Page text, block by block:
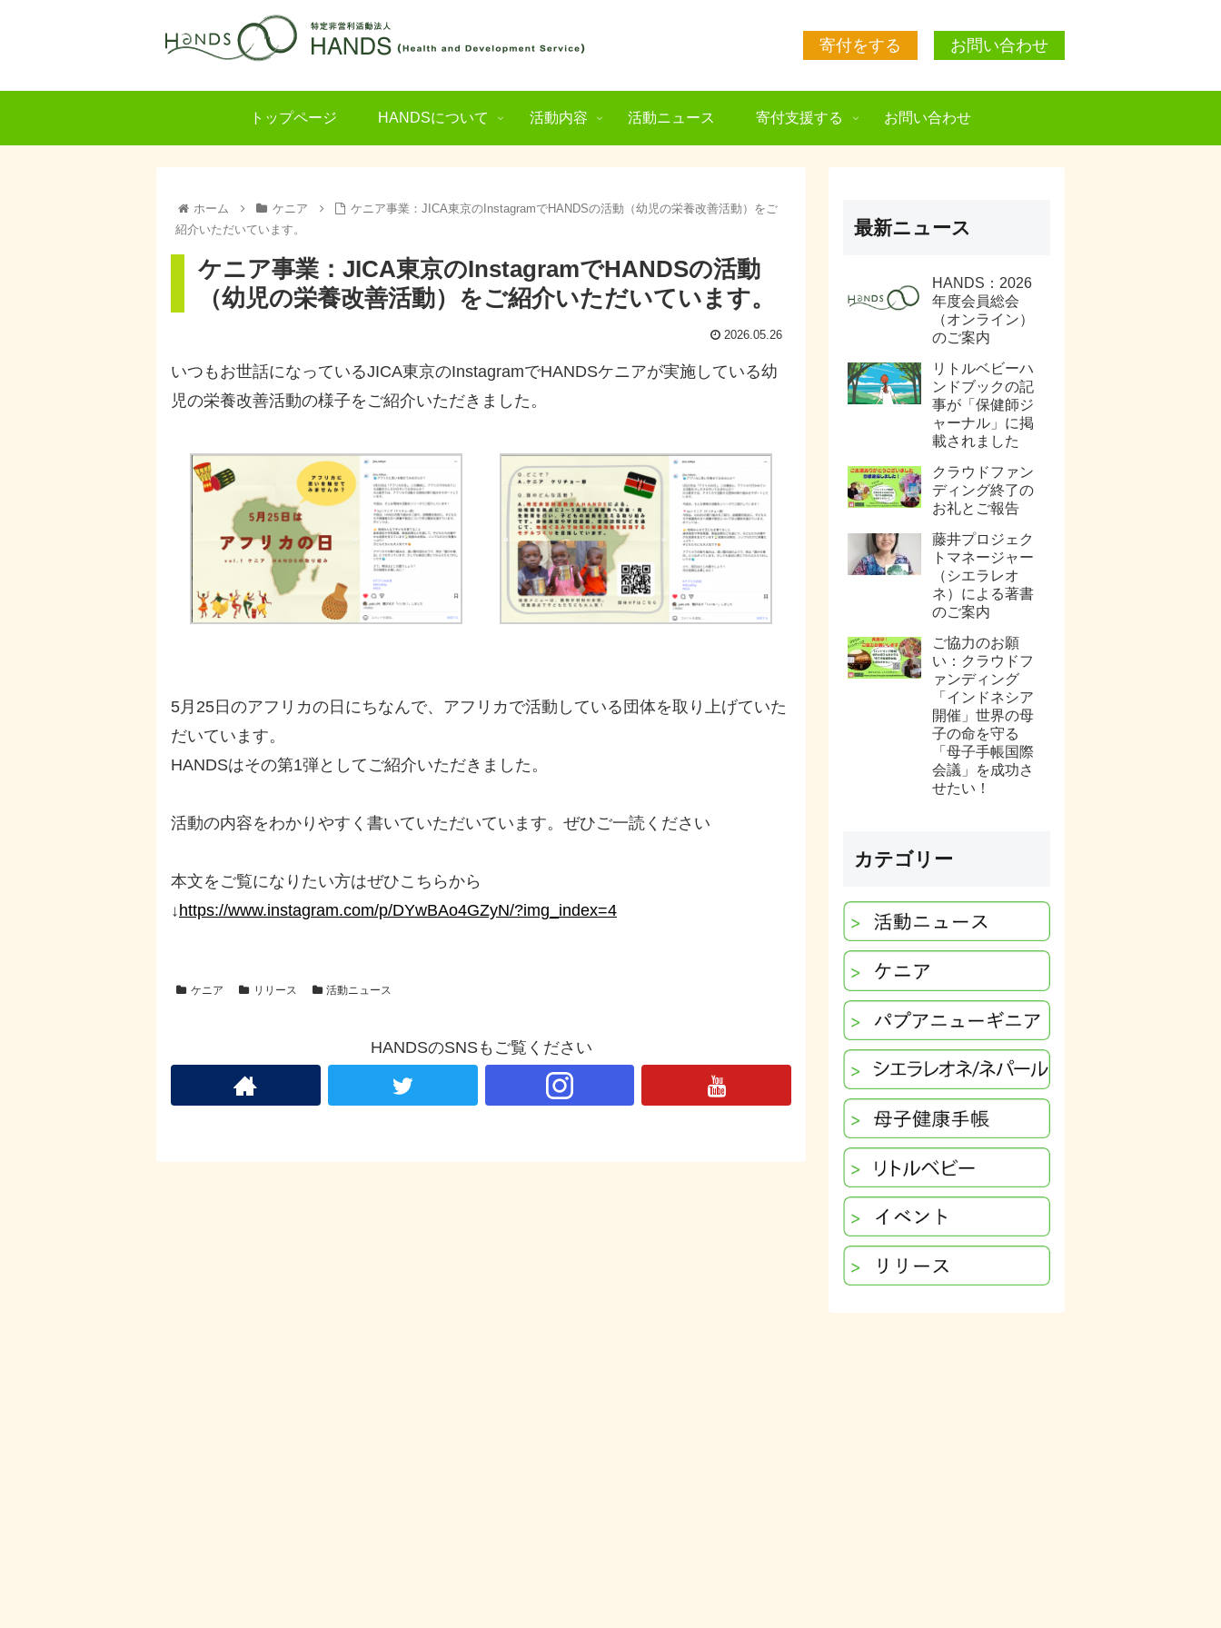
寄付をする お問い合わせ
トップページ HANDSについて 活動内容 活動ニュース 寄付支援する お問い合わせ
ホーム ケニア
ケニア事業：JICA東京のInstagramでHANDSの活動（幼児の栄養改善活動）をご
紹介いただいています。
ケニア事業：JICA東京のInstagramでHANDSの活動
（幼児の栄養改善活動）をご紹介いただいています。
2026.05.26
いつもお世話になっているJICA東京のInstagramでHANDSケニアが実施している幼
児の栄養改善活動の様子をご紹介いただきました。
5月25日のアフリカの日にちなんで、アフリカで活動している団体を取り上げていた
だいています。
HANDSはその第1弾としてご紹介いただきました。
活動の内容をわかりやすく書いていただいています。ぜひご一読ください
本文をご覧になりたい方はぜひこちらから
↓ https://www.instagram.com/p/DYwBAo4GZyN/?img_index=4
ケニア リリース 活動ニュース
HANDSのSNSもご覧ください
最新ニュース
HANDS：2026
年度会員総会
（オンライン）
のご案内
リトルベビーハ
ンドブックの記
事が「保健師ジ
ャーナル」に掲
載されました
クラウドファン
ディング終了の
お礼とご報告
藤井プロジェク
トマネージャー
（シエラレオ
ネ）による著書
のご案内
ご協力のお願
い：クラウドフ
ァンディング
「インドネシア
開催」世界の母
子の命を守る
「母子手帳国際
会議」を成功さ
せたい！
カテゴリー